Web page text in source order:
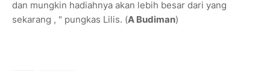
dan mungkin hadiahnya akan lebih besar dari yang
sekarang , " pungkas Lilis. (A Budiman)